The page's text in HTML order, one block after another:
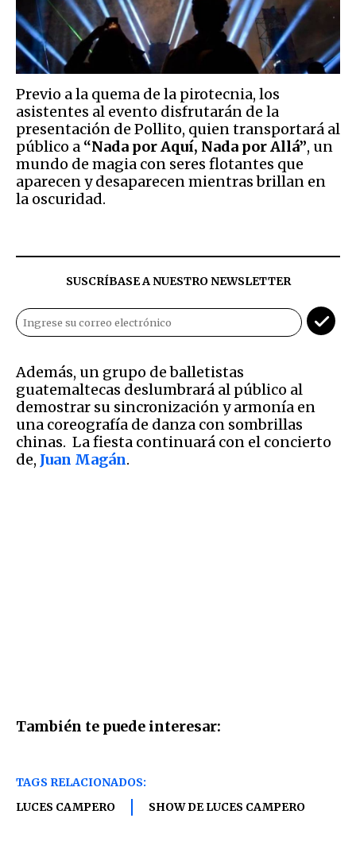
Previo a la quema de la pirotecnia, los
asistentes al evento disfrutarán de la
presentación de Pollito, quien transportará al
público a “Nada por Aquí, Nada por Allá”, un
mundo de magia con seres flotantes que
aparecen y desaparecen mientras brillan en
la oscuridad.
SUSCRÍBASE A NUESTRO NEWSLETTER
Además, un grupo de balletistas
guatemaltecas deslumbrará al público al
demostrar su sincronización y armonía en
una coreografía de danza con sombrillas
chinas. La fiesta continuará con el concierto
de, Juan Magán.
También te puede interesar:
TAGS RELACIONADOS:
LUCES CAMPERO
SHOW DE LUCES CAMPERO